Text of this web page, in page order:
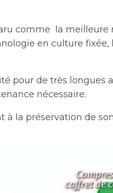
comme la
en culture
pour de très longues
nécessaire.
la préservation de